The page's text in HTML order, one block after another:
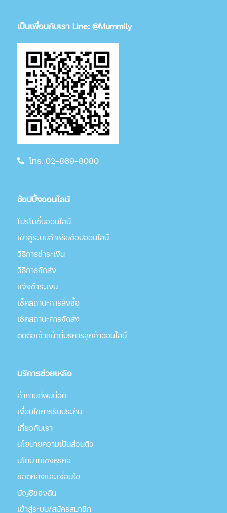
เป็นเพื่อนกับเรา Line: @Mummily
โทร. 02-869-8080
ช้อปปิ้งออนไลน์
โปรโมชั่นออนไลน์
เข้าสู่ระบบสำหรับช้อปออนไลน์
วิธีการชำระเงิน
วิธีการจัดส่ง
แจ้งชำระเงิน
เช็คสถานะการสั่งซื้อ
เช็คสถานะการจัดส่ง
ติดต่อเจ้าหน้าที่บริการลูกค้าออนไลน์
บริการช่วยเหลือ
คำถามที่พบบ่อย
เงื่อนไขการรับประกัน
เกี่่ยวกับเรา
นโยบายความเป็นส่วนตัว
นโยบายเชิงธุรกิจ
ข้อตกลงและเงื่อนไข
บัญชีของฉัน
เข้าสู่ระบบ/สมัครสมาชิก